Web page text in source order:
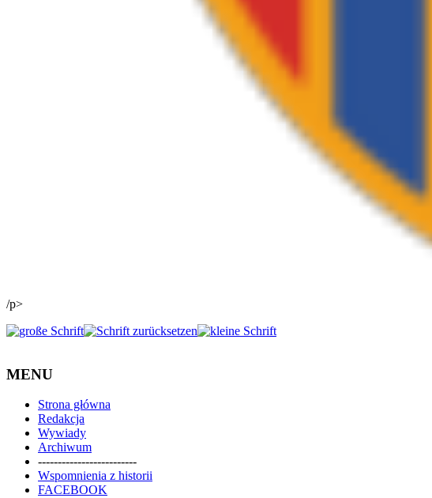
/p>
MENU
Strona główna
Redakcja
Wywiady
Archiwum
-------------------------
Wspomnienia z historii
FACEBOOK